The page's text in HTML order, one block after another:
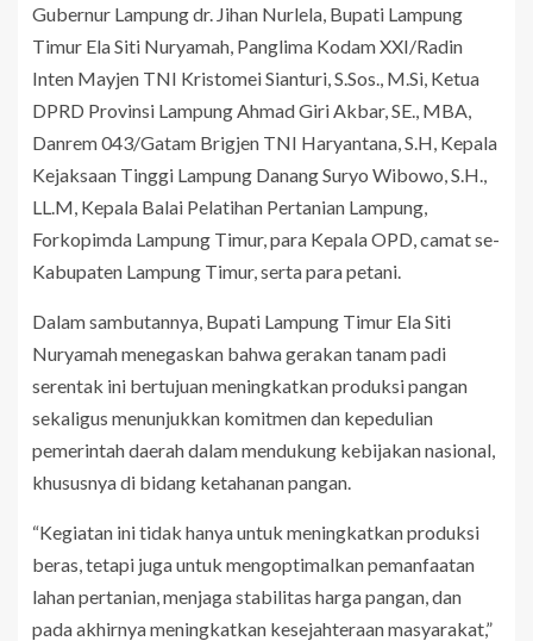
Gubernur Lampung dr. Jihan Nurlela, Bupati Lampung
Timur Ela Siti Nuryamah, Panglima Kodam XXI/Radin
Inten Mayjen TNI Kristomei Sianturi, S.Sos., M.Si, Ketua
DPRD Provinsi Lampung Ahmad Giri Akbar, SE., MBA,
Danrem 043/Gatam Brigjen TNI Haryantana, S.H, Kepala
Kejaksaan Tinggi Lampung Danang Suryo Wibowo, S.H.,
LL.M, Kepala Balai Pelatihan Pertanian Lampung,
Forkopimda Lampung Timur, para Kepala OPD, camat se-
Kabupaten Lampung Timur, serta para petani.
Dalam sambutannya, Bupati Lampung Timur Ela Siti
Nuryamah menegaskan bahwa gerakan tanam padi
serentak ini bertujuan meningkatkan produksi pangan
sekaligus menunjukkan komitmen dan kepedulian
pemerintah daerah dalam mendukung kebijakan nasional,
khususnya di bidang ketahanan pangan.
“Kegiatan ini tidak hanya untuk meningkatkan produksi
beras, tetapi juga untuk mengoptimalkan pemanfaatan
lahan pertanian, menjaga stabilitas harga pangan, dan
pada akhirnya meningkatkan kesejahteraan masyarakat,”